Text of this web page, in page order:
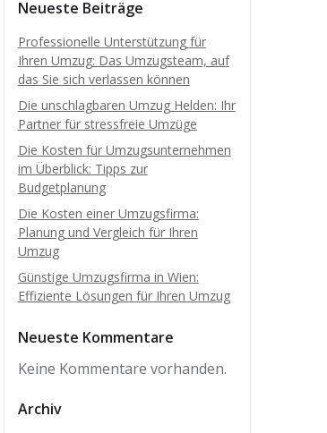
Neueste Beiträge
Professionelle Unterstützung für
Ihren Umzug: Das Umzugsteam, auf
das Sie sich verlassen können
Die unschlagbaren Umzug Helden: Ihr
Partner für stressfreie Umzüge
Die Kosten für Umzugsunternehmen
im Überblick: Tipps zur
Budgetplanung
Die Kosten einer Umzugsfirma:
Planung und Vergleich für Ihren
Umzug
Günstige Umzugsfirma in Wien:
Effiziente Lösungen für Ihren Umzug
Neueste Kommentare
Keine Kommentare vorhanden.
Archiv